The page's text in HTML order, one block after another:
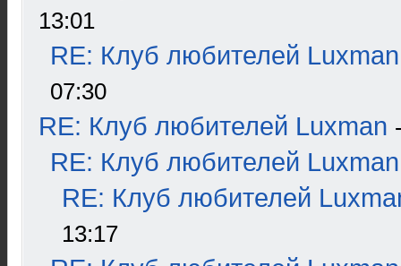
13:01
RE: Клуб любителей Luxman
07:30
RE: Клуб любителей Luxman
RE: Клуб любителей Luxman
RE: Клуб любителей
13:17